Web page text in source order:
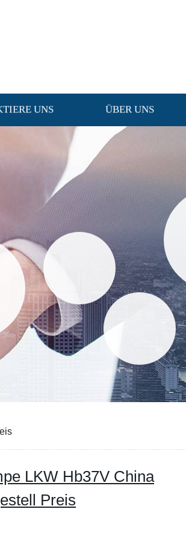
UNS ÜBER UNS
LKW Hb37V China
Preis